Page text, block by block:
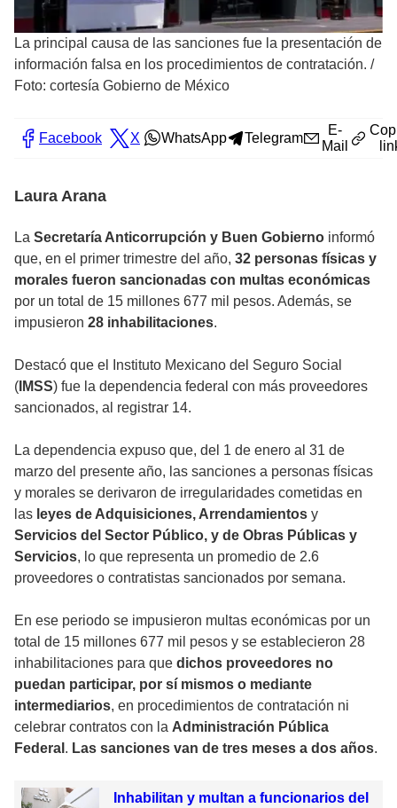
La principal causa de las sanciones fue la presentación de
información falsa en los procedimientos de contratación. /
Foto: cortesía Gobierno de México
Facebook X WhatsApp Telegram
E-
Mail
Laura Arana
La Secretaría Anticorrupción y Buen Gobierno informó
que, en el primer trimestre del año, 32 personas físicas y
morales fueron sancionadas con multas económicas
por un total de 15 millones 677 mil pesos. Además, se
impusieron 28 inhabilitaciones.
Destacó que el Instituto Mexicano del Seguro Social
( IMSS) fue la dependencia federal con más proveedores
sancionados, al registrar 14.
La dependencia expuso que, del 1 de enero al 31 de
marzo del presente año, las sanciones a personas físicas
y morales se derivaron de irregularidades cometidas en
las leyes de Adquisiciones, Arrendamientos y
Servicios del Sector Público, y de Obras Públicas y
Servicios, lo que representa un promedio de 2.6
proveedores o contratistas sancionados por semana.
En ese periodo se impusieron multas económicas por un
total de 15 millones 677 mil pesos y se establecieron 28
inhabilitaciones para que dichos proveedores no
puedan participar, por sí mismos o mediante
intermediarios, en procedimientos de contratación ni
celebrar contratos con la Administración Pública
Federal . Las sanciones van de tres meses a dos años.
Inhabilitan y multan a funcionarios del